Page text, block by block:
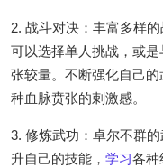
2. 战斗对决：丰富多样
可以选择单人挑战，或
张较量。不断强化自己
种血脉贲张的刺激感。
3. 修炼武功：卓尔不群
升自己的技能， 学习各种